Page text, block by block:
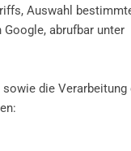
Auswahl
abrufbar unter
die Verarbeitung